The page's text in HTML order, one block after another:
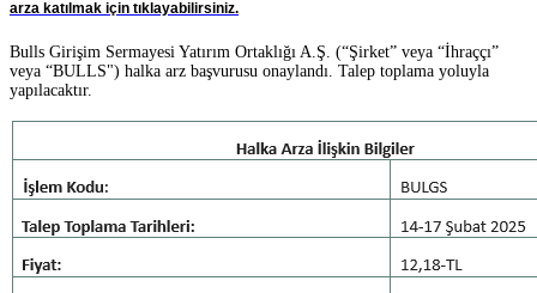
arza katılmak için tıklayabilirsiniz.
Bulls Girişim Sermayesi Yatırım Ortaklığı A.Ş. (“Şirket” veya “İhraççı”
veya “BULLS") halka arz başvurusu onaylandı. Talep toplama yoluyla
yapılacaktır.